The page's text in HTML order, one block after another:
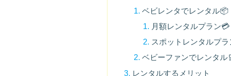
ベビレンタでレンタル📦
月額レンタルプラン💳
スポットレンタルプラ
ベビーファンでレンタル
レンタルするメリット